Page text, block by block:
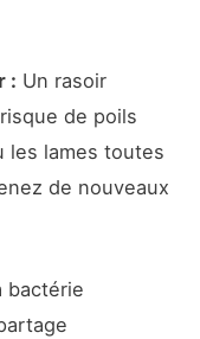
: Un rasoir
de poils
les lames toutes
de nouveaux
bactérie